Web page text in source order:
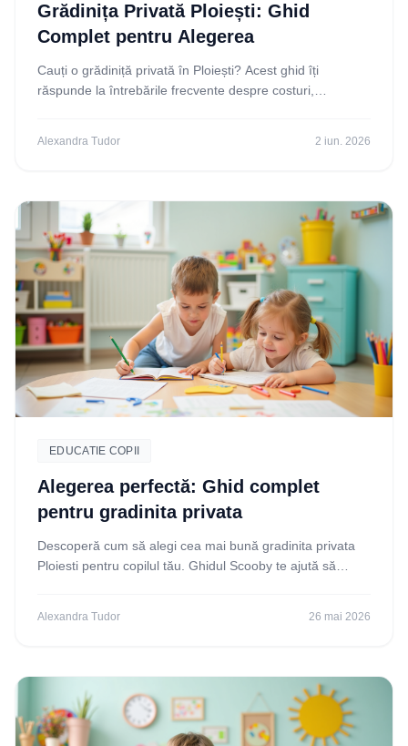
Grădinița Privată Ploiești: Ghid
Complet pentru Alegerea
Cauți o grădiniță privată în Ploiești? Acest ghid îți
răspunde la întrebările frecvente despre costuri,
Alexandra Tudor 2 iun. 2026
EDUCATIE COPII
Alegerea perfectă: Ghid complet
pentru gradinita privata
Descoperă cum să alegi cea mai bună gradinita privata
Ploiesti pentru copilul tău. Ghidul Scooby te ajută să
Alexandra Tudor 26 mai 2026